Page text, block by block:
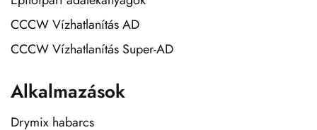
CCCW Vízhatlanítás AD
CCCW Vízhatlanítás Super-AD
Alkalmazások
Drymix habarcs